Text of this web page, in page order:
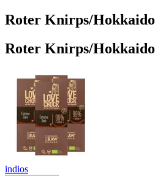
Roter Knirps/Hokkaido
Roter Knirps/Hokkaido
indios